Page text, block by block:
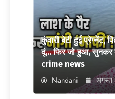
कुंवारी बेटी हुई प्रेग्नेंट,
दूं… फिर जो हुआ, सुनकर
crime news
Nandani अगस्त